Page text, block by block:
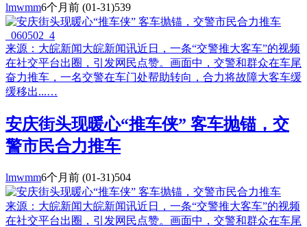
lmwmm6个月前 (01-31)539
来源：大皖新闻大皖新闻讯近日，一条“交警推大客车”的视频
在社交平台出圈，引发网民点赞。画面中，交警和群众在车尾
奋力推车，一名交警在车门处帮助转向，合力将故障大客车缓
缓移出...…
安庆街头现暖心“推车侠” 客车抛锚，交
警市民合力推车
lmwmm6个月前 (01-31)504
来源：大皖新闻大皖新闻讯近日，一条“交警推大客车”的视频
在社交平台出圈，引发网民点赞。画面中，交警和群众在车尾